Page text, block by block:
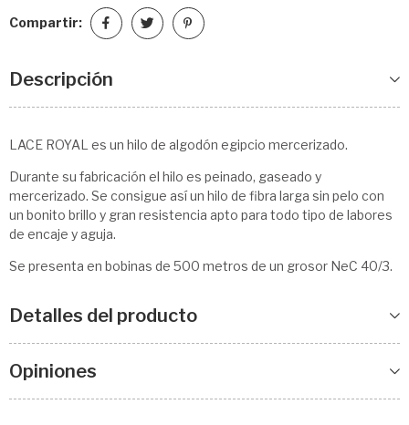
Compartir:
Descripción
LACE ROYAL es un hilo de algodón egipcio mercerizado.
Durante su fabricación el hilo es peinado, gaseado y
mercerizado. Se consigue así un hilo de fibra larga sin pelo con
un bonito brillo y gran resistencia apto para todo tipo de labores
de encaje y aguja.
Se presenta en bobinas de 500 metros de un grosor NeC 40/3.
Detalles del producto
Opiniones